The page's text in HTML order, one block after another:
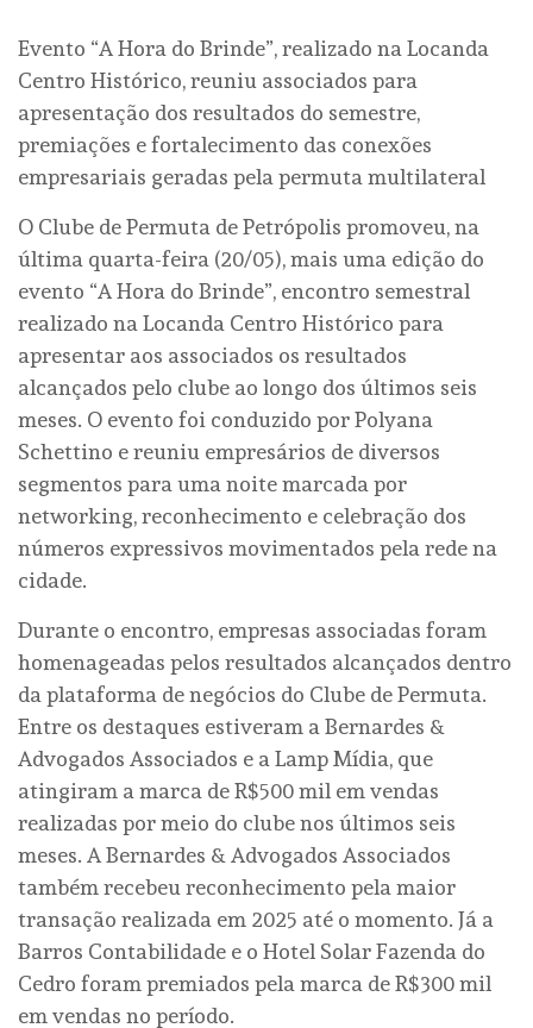
Evento “A Hora do Brinde”, realizado na Locanda
Centro Histórico, reuniu associados para
apresentação dos resultados do semestre,
premiações e fortalecimento das conexões
empresariais geradas pela permuta multilateral
O Clube de Permuta de Petrópolis promoveu, na
última quarta-feira (20/05), mais uma edição do
evento “A Hora do Brinde”, encontro semestral
realizado na Locanda Centro Histórico para
apresentar aos associados os resultados
alcançados pelo clube ao longo dos últimos seis
meses. O evento foi conduzido por Polyana
Schettino e reuniu empresários de diversos
segmentos para uma noite marcada por
networking, reconhecimento e celebração dos
números expressivos movimentados pela rede na
cidade.
Durante o encontro, empresas associadas foram
homenageadas pelos resultados alcançados dentro
da plataforma de negócios do Clube de Permuta.
Entre os destaques estiveram a Bernardes &
Advogados Associados e a Lamp Mídia, que
atingiram a marca de R$500 mil em vendas
realizadas por meio do clube nos últimos seis
meses. A Bernardes & Advogados Associados
também recebeu reconhecimento pela maior
transação realizada em 2025 até o momento. Já a
Barros Contabilidade e o Hotel Solar Fazenda do
Cedro foram premiados pela marca de R$300 mil
em vendas no período.